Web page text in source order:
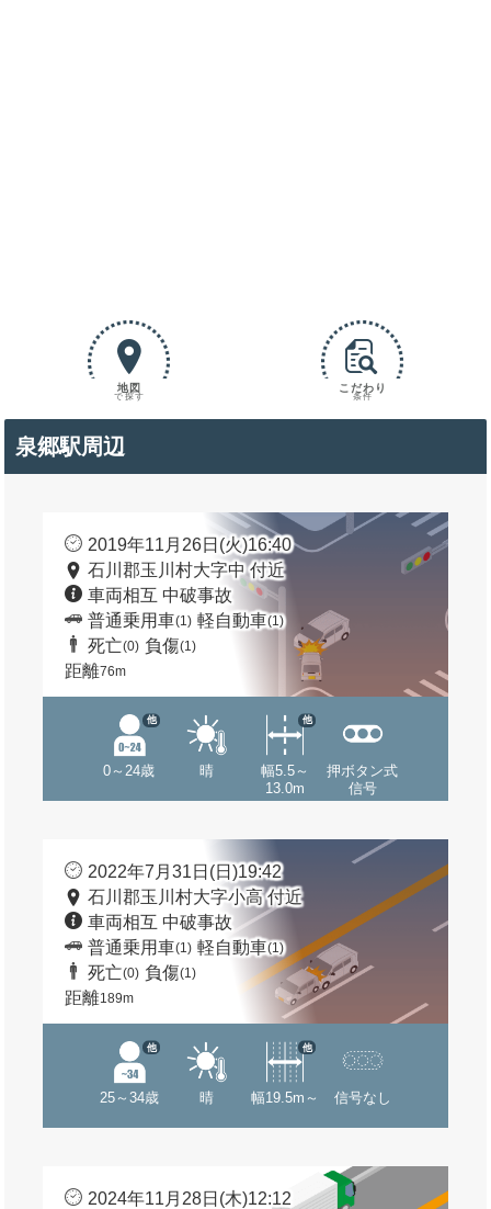
地図
で探す
こだわり
条件
泉郷駅周辺
2019年11月26日(火)16:40
石川郡玉川村大字中 付近
車両相互 中破事故
普通乗用車(1) 軽自動車(1)
死亡(0) 負傷(1)
距離76m
0～24歳
他
晴
幅5.5～
13.0m
他
押ボタン式
信号
2022年7月31日(日)19:42
石川郡玉川村大字小高 付近
車両相互 中破事故
普通乗用車(1) 軽自動車(1)
死亡(0) 負傷(1)
距離189m
25～34歳
他
晴 幅19.5m～
他
信号なし
2024年11月28日(木)12:12